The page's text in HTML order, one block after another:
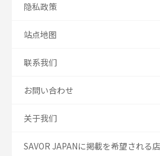
隐私政策
站点地图
联系我们
お問い合わせ
关于我们
SAVOR JAPANに掲載を希望される